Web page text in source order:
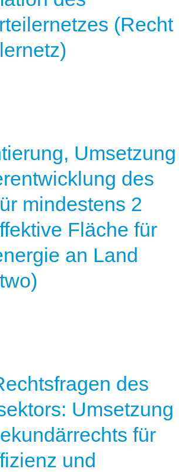
(Recht
Umsetzung
des
mindestens 2
Fläche für
an Land
des
Umsetzung
für
und